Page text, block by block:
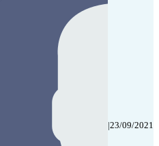
|23/09/2021